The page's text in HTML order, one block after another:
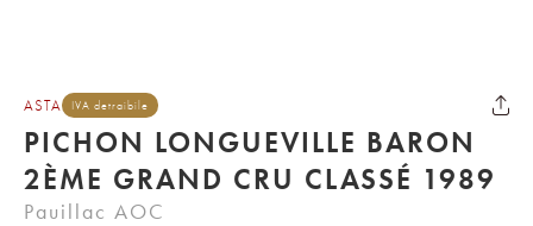
ASTA IVA detraibile
PICHON LONGUEVILLE BARON
2ÈME GRAND CRU CLASSÉ 1989
Pauillac AOC